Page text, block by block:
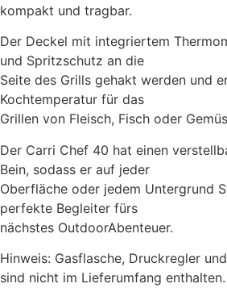
kompakt und tragbar.
Der Deckel mit integriertem
und Spritzschutz an die
Seite des Grills gehakt werden und
Kochtemperatur für das
Grillen von Fleisch, Fisch oder
Der Carri Chef 40 hat einen
Bein, sodass er auf jeder
Oberfläche oder jedem Untergrund
perfekte Begleiter fürs
nächstes OutdoorAbenteuer.
Hinweis: Gasflasche, Druckregler
sind nicht im Lieferumfang enthalten.